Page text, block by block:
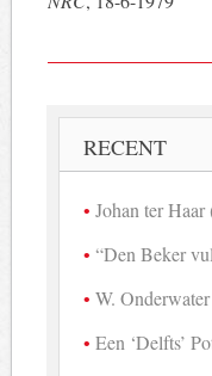
RECENT
Johan ter
“Den Beker
W. Onderwater
Een ‘Delfts’